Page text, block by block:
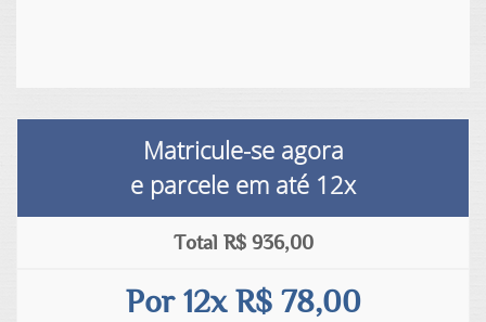
Matricule-se agora
e parcele em até 12x
Total R$ 936,00
Por 12x R$ 78,00